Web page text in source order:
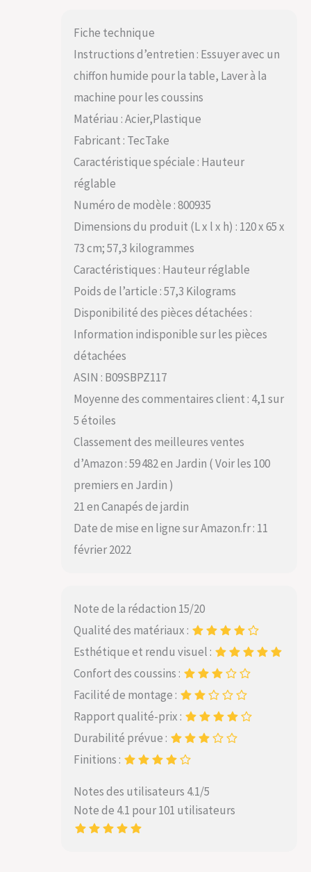
Fiche technique
Instructions d’entretien : Essuyer avec un
chiffon humide pour la table, Laver à la
machine pour les coussins
Matériau : Acier,Plastique
Fabricant : TecTake
Caractéristique spéciale : Hauteur
réglable
Numéro de modèle : 800935
Dimensions du produit (L x l x h) : 120 x 65 x
73 cm; 57,3 kilogrammes
Caractéristiques : Hauteur réglable
Poids de l’article : 57,3 Kilograms
Disponibilité des pièces détachées :
Information indisponible sur les pièces
détachées
ASIN : B09SBPZ117
Moyenne des commentaires client : 4,1 sur
5 étoiles
Classement des meilleures ventes
d’Amazon : 59 482 en Jardin ( Voir les 100
premiers en Jardin )
21 en Canapés de jardin
Date de mise en ligne sur Amazon.fr : 11
février 2022
Note de la rédaction 15/20
Qualité des matériaux :
Esthétique et rendu visuel :
Confort des coussins :
Facilité de montage :
Rapport qualité-prix :
Durabilité prévue :
Finitions :
Notes des utilisateurs 4.1/5
Note de 4.1 pour 101 utilisateurs